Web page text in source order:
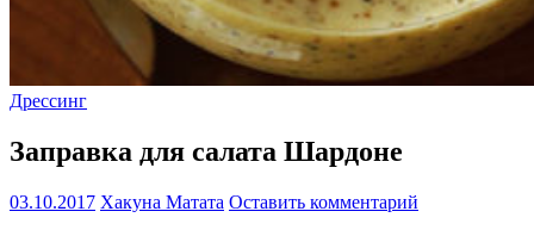
Дрессинг
Заправка для салата Шардоне
03.10.2017 Хакуна Матата Оставить комментарий